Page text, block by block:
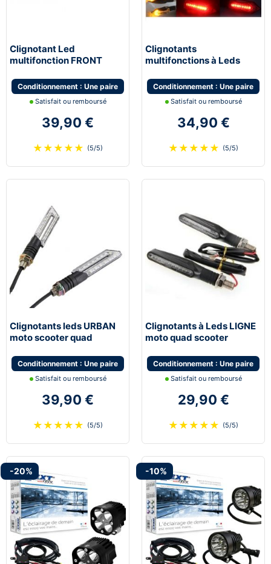
Clignotant Led
multifonction FRONT
moto scooter quad
Conditionnement : Une paire
Satisfait ou remboursé
39,90 €
★ ★ ★ ★ ★ (5/5)
Clignotants
multifonctions à Leds
feu de position
Conditionnement : Une paire
Satisfait ou remboursé
34,90 €
★ ★ ★ ★ ★ (5/5)
Clignotants leds URBAN
moto scooter quad
Conditionnement : Une paire
Satisfait ou remboursé
39,90 €
★ ★ ★ ★ ★ (5/5)
Clignotants à Leds LIGNE
moto quad scooter
Conditionnement : Une paire
Satisfait ou remboursé
29,90 €
★ ★ ★ ★ ★ (5/5)
-20% -10%